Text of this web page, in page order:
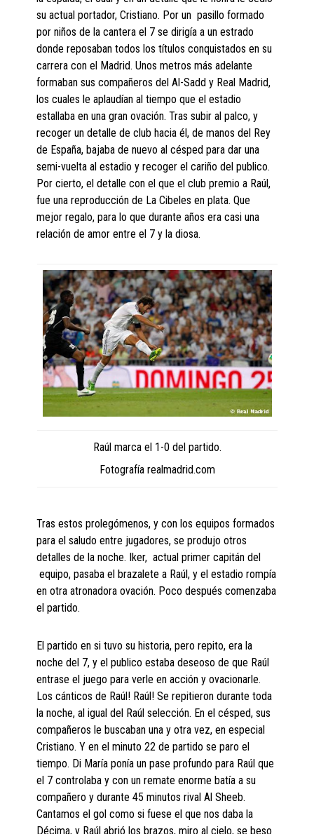
su actual portador, Cristiano. Por un pasillo formado
por niños de la cantera el 7 se dirigía a un estrado
donde reposaban todos los títulos conquistados en su
carrera con el Madrid. Unos metros más adelante
formaban sus compañeros del Al-Sadd y Real Madrid,
los cuales le aplaudían al tiempo que el estadio
estallaba en una gran ovación. Tras subir al palco, y
recoger un detalle de club hacia él, de manos del Rey
de España, bajaba de nuevo al césped para dar una
semi-vuelta al estadio y recoger el cariño del publico.
Por cierto, el detalle con el que el club premio a Raúl,
fue una reproducción de La Cibeles en plata. Que
mejor regalo, para lo que durante años era casi una
relación de amor entre el 7 y la diosa.
Raúl marca el 1-0 del partido.
Fotografía realmadrid.com
Tras estos prolegómenos, y con los equipos formados
para el saludo entre jugadores, se produjo otros
detalles de la noche. Iker, actual primer capitán del
equipo, pasaba el brazalete a Raúl, y el estadio rompía
en otra atronadora ovación. Poco después comenzaba
el partido.
El partido en si tuvo su historia, pero repito, era la
noche del 7, y el publico estaba deseoso de que Raúl
entrase el juego para verle en acción y ovacionarle.
Los cánticos de Raúl! Raúl! Se repitieron durante toda
la noche, al igual del Raúl selección. En el césped, sus
compañeros le buscaban una y otra vez, en especial
Cristiano. Y en el minuto 22 de partido se paro el
tiempo. Di María ponía un pase profundo para Raúl que
el 7 controlaba y con un remate enorme batía a su
compañero y durante 45 minutos rival Al Sheeb.
Cantamos el gol como si fuese el que nos daba la
Décima, y Raúl abrió los brazos, miro al cielo, se beso